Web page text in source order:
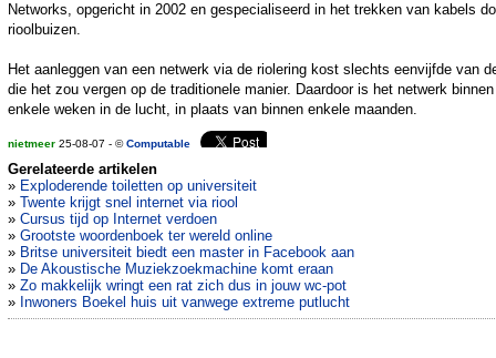
Networks, opgericht in 2002 en gespecialiseerd in het trekken van kabels
rioolbuizen.
Het aanleggen van een netwerk via de riolering kost slechts eenvijfde van
die het zou vergen op de traditionele manier. Daardoor is het netwerk binnen
enkele weken in de lucht, in plaats van binnen enkele maanden.
nietmeer 25-08-07 - ©Computable
Gerelateerde artikelen
» Exploderende toiletten op universiteit
» Twente krijgt snel internet via riool
» Cursus tijd op Internet verdoen
» Grootste woordenboek ter wereld online
» Britse universiteit biedt een master in Facebook aan
» De Akoustische Muziekzoekmachine komt eraan
» Zo makkelijk wringt een rat zich dus in jouw wc-pot
» Inwoners Boekel huis uit vanwege extreme putlucht